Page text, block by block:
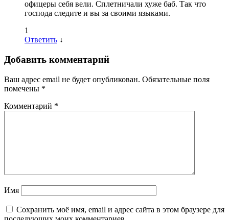
офицеры себя вели. Сплетничали хуже баб. Так что
господа следите и вы за своими языками.
1
Ответить ↓
Добавить комментарий
Ваш адрес email не будет опубликован. Обязательные поля
помечены *
Комментарий *
Имя
Сохранить моё имя, email и адрес сайта в этом браузере для